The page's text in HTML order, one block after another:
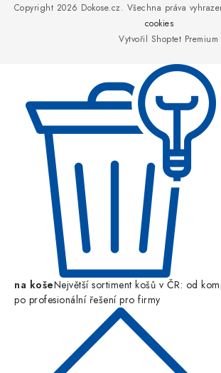
Vytvořil Shoptet Premium
Copyright 2026 Dokose.cz. Všechna práva
cookies
na košeNejvětší sortiment košů v ČR: od
po profesionální řešení pro firmy